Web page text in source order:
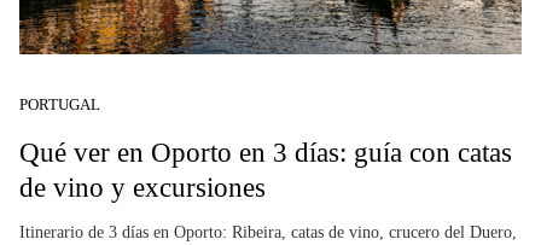
PORTUGAL
Qué ver en Oporto en 3 días: guía con catas
de vino y excursiones
Itinerario de 3 días en Oporto: Ribeira, catas de vino, crucero del Duero,